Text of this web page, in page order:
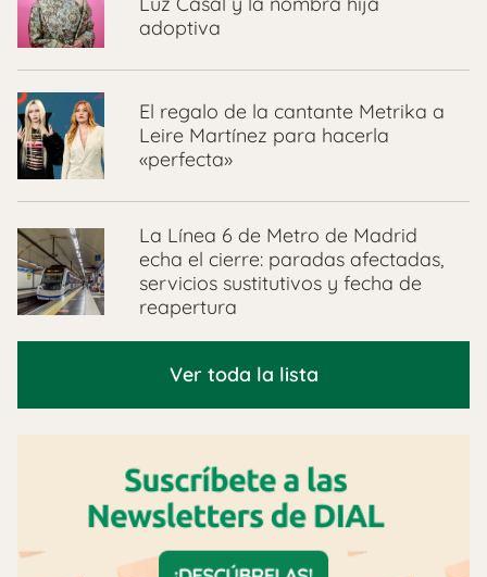
adoptiva
El regalo de la cantante Metrika a
Leire Martínez para hacerla
«perfecta»
La Línea 6 de Metro de Madrid
echa el cierre: paradas afectadas,
servicios sustitutivos y fecha de
reapertura
Ver toda la lista